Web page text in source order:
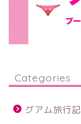
Categories
グアム旅行記